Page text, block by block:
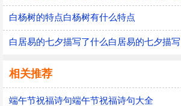
白杨树的特点白杨树有什么特点
相关推荐
端午节祝福诗句端午节祝福诗句大全